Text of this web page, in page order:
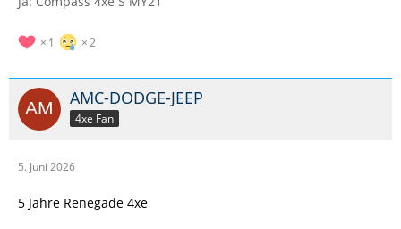
1 2
AMC-DODGE-JEEP
4xe Fan
5. Juni 2026
5 Jahre Renegade 4xe